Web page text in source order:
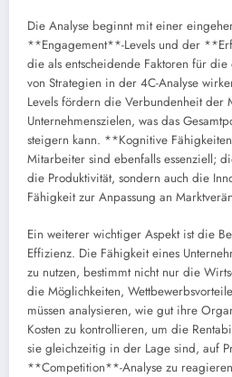
Die Analyse beginnt mit einer
**Engagement**-Levels und der
die als entscheidende Faktoren für
von Strategien in der 4C-Analyse
Levels fördern die Verbundenheit der
Unternehmenszielen, was das
steigern kann. **Kognitive
Mitarbeiter sind ebenfalls essenziell;
die Produktivität, sondern auch die
Fähigkeit zur Anpassung an
Ein weiterer wichtiger Aspekt ist die
Effizienz. Die Fähigkeit eines
zu nutzen, bestimmt nicht nur die
die Möglichkeiten,
müssen analysieren, wie gut ihre
Kosten zu kontrollieren, um die
sie gleichzeitig in der Lage sind, auf
**Competition**-Analyse zu